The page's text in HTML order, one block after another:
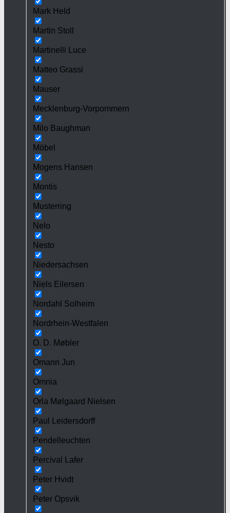
Mark Held
Martin Stoll
Martinelli Luce
Matteo Grassi
Mauser
Mecklenburg-Vorpommern
Milo Baughman
Möbel
Mogens Hansen
Montis
Musterring
Nelo
Nesto
Niedersachsen
Niels Eilersen
Nordahl Solheim
Nordrhein-Westfalen
O. D. Møbler
Omann Jun
Omnia
Orla Mølgaard Nielsen
Paul Leidersdorff
Pendelleuchten
Percival Lafer
Peter Hvidt
Peter Opsvik